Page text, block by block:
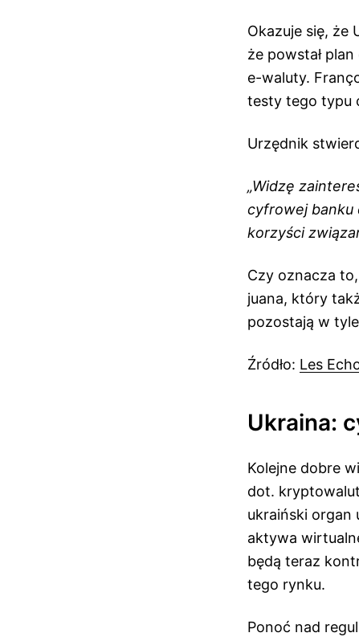
Okazuje się, że
że powstał
e-waluty.
testy tego typu
Urzędnik
„Widzę
cyfrowej banku
korzyści
Czy oznacza
juana, który
pozostają w
Źródło: Les
Ukraina:
Kolejne dobre
dot.
ukraiński organ
aktywa
będą teraz
tego rynku.
Ponoć nad